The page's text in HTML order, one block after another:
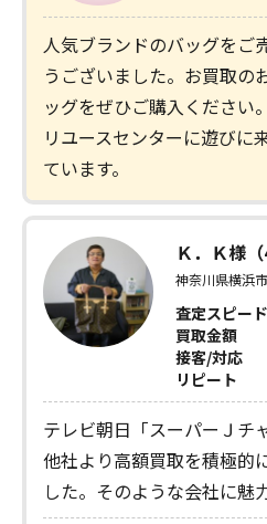
人気ブランドのバッグをご
うございました。お買取の
ッグをぜひご購入ください
リユースセンターに遊びに
ています。
Ｋ．Ｋ様（
神奈川県横浜
査定スピード
買取金額
接客/対応
リピート
テレビ朝日「スーパーＪチ
他社より高額買取を積極的
した。そのような会社に魅